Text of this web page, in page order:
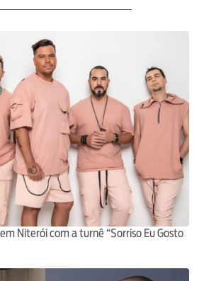
Niterói com a turnê “Sorriso Eu Gosto